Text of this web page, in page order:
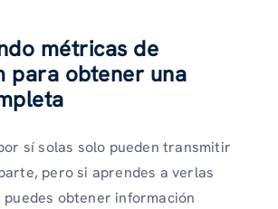
métricas de
para obtener una
sí solas solo pueden transmitir
pero si aprendes a verlas
puedes obtener información